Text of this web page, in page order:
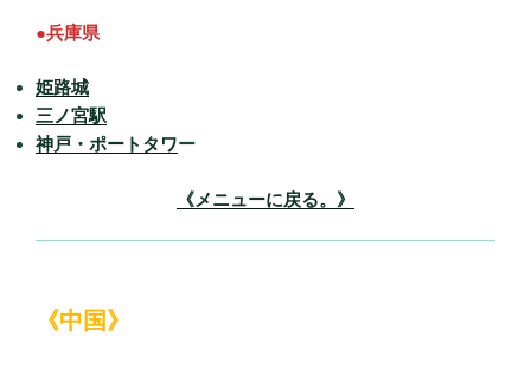
●兵庫県
姫路城
三ノ宮駅
神戸・ポートタワー
《メニューに戻る。》
《中国》